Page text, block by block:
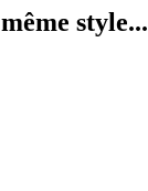
même style...